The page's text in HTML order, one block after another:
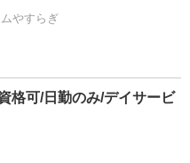
やすらぎ
格可/日勤のみ/デイサービ